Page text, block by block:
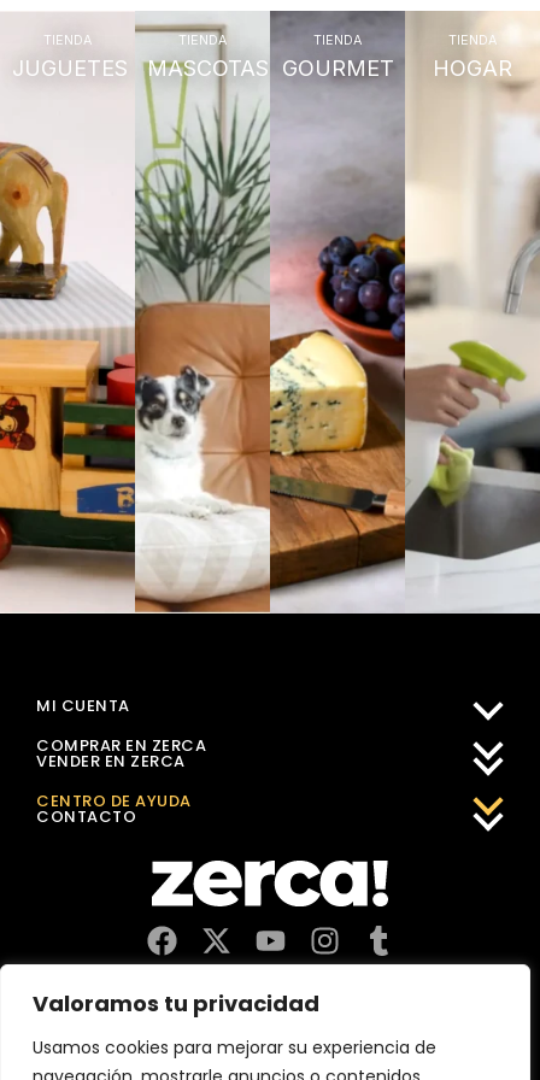
Valoramos tu privacidad
Usamos cookies para mejorar su experiencia de
TIENDA
JUGUETES
TIENDA
MASCOTAS
TIENDA
GOURMET
TIENDA
HOGAR
Comercios, productores y distribuidores locales. Pagan
impuestos aquí, y dinamizan economía y empleo en tu
MI CUENTA
COMPRAR EN ZERCA
VENDER EN ZERCA
CENTRO DE AYUDA
CONTACTO